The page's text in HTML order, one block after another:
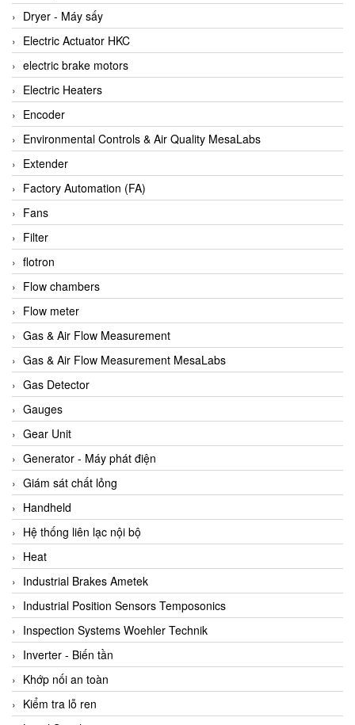
ANDILOG Technologies Vietnam
Anritsu
ANTEC S.A
Antico pumps
Anybus/ HMS
AOBEN
Apex Dynamics Vietnam
Apex Dynamics Vietnam
Apiste
APLISENS VietNam
Apollo Fire
Appleton
AQ Matic
Aqualabo Vietnam
Aquametro
ARCA Regler
Arcos Hydraulik
Ardetem-Sfere-Vietnam
Argal
AS ENERGI
ASCO CO2
Asker
AT2E
ATC Pneumatic
ATEX System
ATI - IA
ATI (Analytical Technology Inc)
Atos
Atrax
Dryer - Máy sấy
Electric Actuator HKC
electric brake motors
Electric Heaters
Encoder
Environmental Controls & Air Quality MesaLabs
Extender
Factory Automation (FA)
Fans
Filter
flotron
Flow chambers
Flow meter
Gas & Air Flow Measurement
Gas & Air Flow Measurement MesaLabs
Gas Detector
Gauges
Gear Unit
Generator - Máy phát điện
Giám sát chất lỏng
Handheld
Hệ thống liên lạc nội bộ
Heat
Industrial Brakes Ametek
Industrial Position Sensors Temposonics
Inspection Systems Woehler Technik
Inverter - Biến tần
Khớp nối an toàn
Kiểm tra lỗ ren